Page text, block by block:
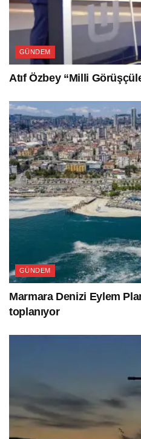
GÜNDEM
Atıf Özbey “Milli
GÜNDEM
Marmara Denizi Eylem
toplanıyor